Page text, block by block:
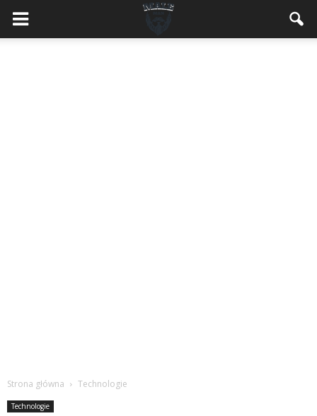
MaleMEN.pl
Strona główna Technologie
Technologie